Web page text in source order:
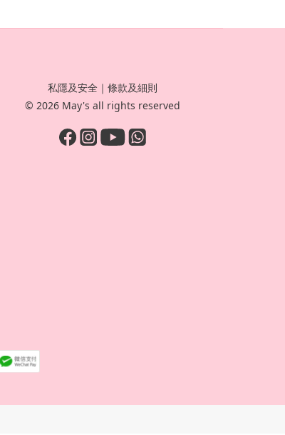
私隱及安全 ｜條款及細則
© 2026 May's all rights reserved